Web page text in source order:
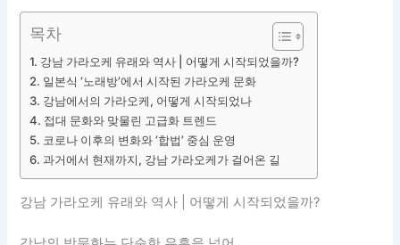
목차
강남 가라오케 유래와 역사 | 어떻게 시작되었을까?
일본식 ‘노래방’에서 시작된 가라오케 문화
강남에서의 가라오케, 어떻게 시작되었나
접대 문화와 맞물린 고급화 트렌드
코로나 이후의 변화와 ‘합법’ 중심 운영
과거에서 현재까지, 강남 가라오케가 걸어온 길
강남 가라오케 유래와 역사 | 어떻게 시작되었을까?